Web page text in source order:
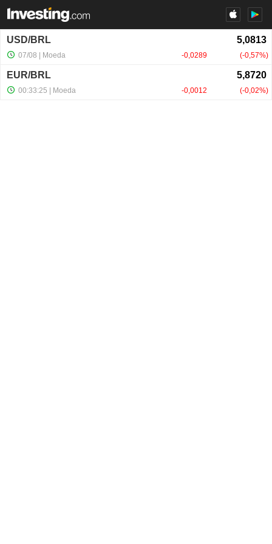
USD/BRL
-0,0289 -0,57%
07/08 | Moeda
EUR/BRL
-0,0012 -0,02%
00:33:25 | Moeda